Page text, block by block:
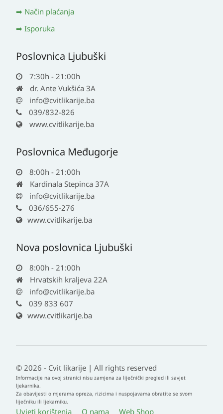
Način plaćanja
Isporuka
Poslovnica Ljubuški
7:30h - 21:00h
dr. Ante Vukšića 3A
info@cvitlikarije.ba
039/832-826
www.cvitlikarije.ba
Poslovnica Međugorje
8:00h - 21:00h
Kardinala Stepinca 37A
info@cvitlikarije.ba
036/655-276
www.cvitlikarije.ba
Nova poslovnica Ljubuški
8:00h - 21:00h
Hrvatskih kraljeva 22A
info@cvitlikarije.ba
039 833 607
www.cvitlikarije.ba
© 2026 - Cvit likarije | All rights reserved
Informacije na ovoj stranici nisu zamjena za liječnički pregled ili savjet
ljekarnika.
Za obavijesti o mjerama opreza, rizicima i nuspojavama obratite se svom
liječniku ili ljekarniku.
Uvjeti korištenja O nama Web Shop